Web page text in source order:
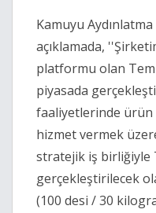
Kamuyu
açıklamada,
platformu olan
piyasada
faaliyetlerinde ürün
hizmet vermek
stratejik iş birliğiyle
gerçekleştirilecek
(100 desi / 30